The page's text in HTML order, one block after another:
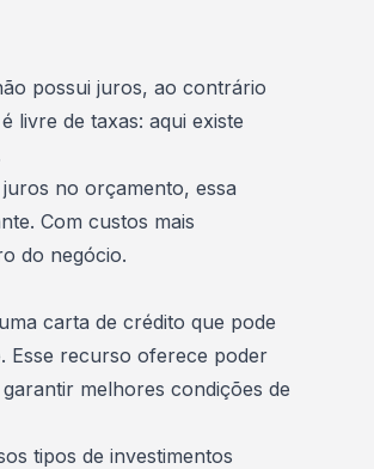
possui juros, ao contrário
livre de taxas: aqui existe
no orçamento, essa
Com custos mais
do negócio.
carta de crédito que pode
Esse recurso oferece poder
melhores condições de
tipos de investimentos